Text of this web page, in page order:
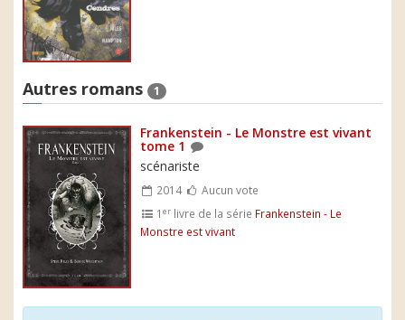
Autres romans 1
Frankenstein - Le Monstre est vivant
tome 1
scénariste
2014
Aucun vote
1er livre de la série Frankenstein - Le
Monstre est vivant